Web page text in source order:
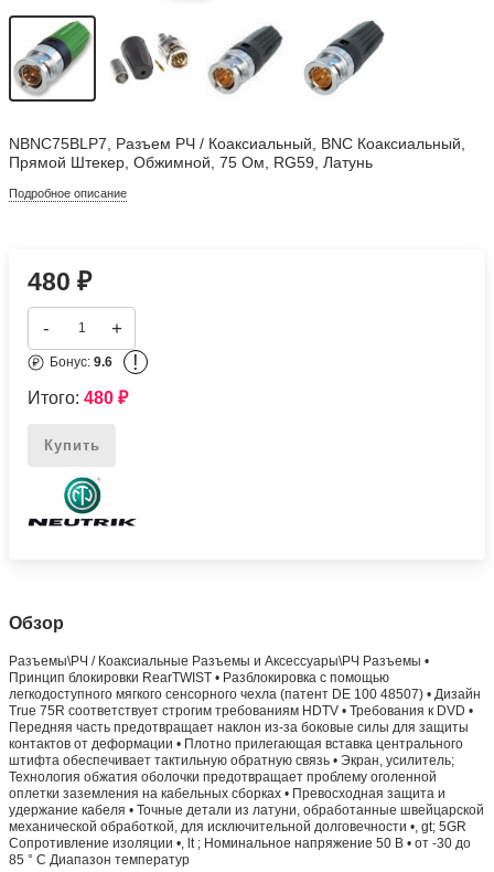
NBNC75BLP7, Разъем РЧ / Коаксиальный, BNC Коаксиальный,
Прямой Штекер, Обжимной, 75 Ом, RG59, Латунь
Подробное описание
480₽
- +
Бонус:9.6 !
Итого:480₽
Купить
Обзор
Разъемы\РЧ / Коаксиальные Разъемы и Аксессуары\РЧ Разъемы •
Принцип блокировки RearTWIST • Разблокировка с помощью
легкодоступного мягкого сенсорного чехла (патент DE 100 48507) • Дизайн
True 75R соответствует строгим требованиям HDTV • Требования к DVD •
Передняя часть предотвращает наклон из-за боковые силы для защиты
контактов от деформации • Плотно прилегающая вставка центрального
штифта обеспечивает тактильную обратную связь • Экран, усилитель;
Технология обжатия оболочки предотвращает проблему оголенной
оплетки заземления на кабельных сборках • Превосходная защита и
удержание кабеля • Точные детали из латуни, обработанные швейцарской
механической обработкой, для исключительной долговечности •, gt; 5GR
Сопротивление изоляции •, lt ; Номинальное напряжение 50 В • от -30 до
85 ° C Диапазон температур